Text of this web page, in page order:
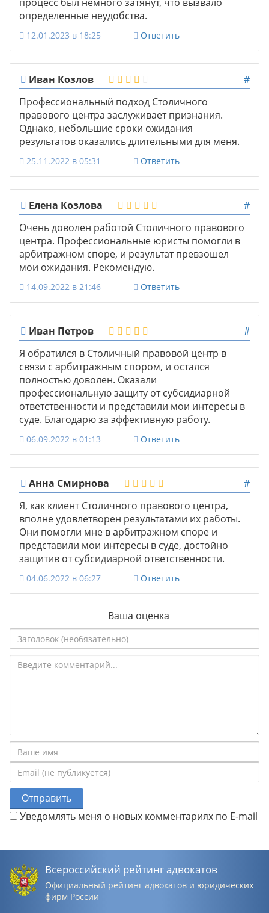
процесс был немного затянут, что вызвало
определенные неудобства.
12.01.2023 в 18:25 Ответить
Иван Козлов
#
Профессиональный подход Столичного
правового центра заслуживает признания.
Однако, небольшие сроки ожидания
результатов оказались длительными для меня.
25.11.2022 в 05:31 Ответить
Елена Козлова
#
Очень доволен работой Столичного правового
центра. Профессиональные юристы помогли в
арбитражном споре, и результат превзошел
мои ожидания. Рекомендую.
14.09.2022 в 21:46 Ответить
Иван Петров
#
Я обратился в Столичный правовой центр в
связи с арбитражным спором, и остался
полностью доволен. Оказали
профессиональную защиту от субсидиарной
ответственности и представили мои интересы в
суде. Благодарю за эффективную работу.
06.09.2022 в 01:13 Ответить
Анна Смирнова
#
Я, как клиент Столичного правового центра,
вполне удовлетворен результатами их работы.
Они помогли мне в арбитражном споре и
представили мои интересы в суде, достойно
защитив от субсидиарной ответственности.
04.06.2022 в 06:27 Ответить
Ваша оценка
Отправить
Уведомлять меня о новых комментариях по E-mail
Всероссийский рейтинг адвокатов
Официальный рейтинг адвокатов и юридических
фирм России